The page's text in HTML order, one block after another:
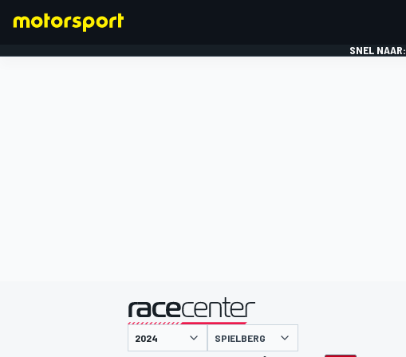
SNEL NAAR:
gepresenteerd door
SPIELBERG